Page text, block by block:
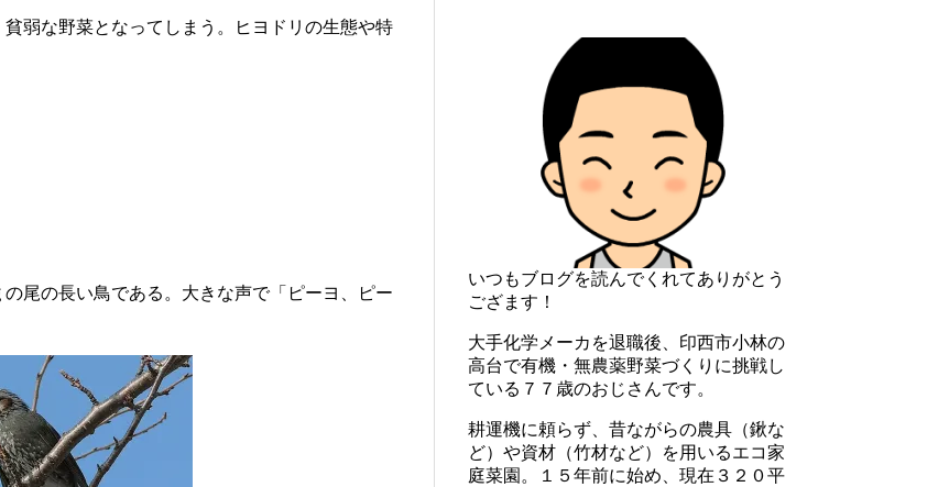
弱な野菜となってしまう。ヒヨドリの生態や特
尾の長い鳥である。大きな声で「ピーヨ、ピー
いつもブログを読んでくれてありがとう
ござます！
大手化学メーカを退職後、印西市小林の
高台で有機・無農薬野菜づくりに挑戦し
ている７７歳のおじさんです。
耕運機に頼らず、昔ながらの農具（鍬な
ど）や資材（竹材など）を用いるエコ家
庭菜園。１５年前に始め、現在３２０平